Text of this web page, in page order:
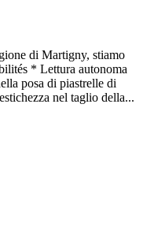
di Martigny, stiamo
* Lettura autonoma
posa di piastrelle di
nel taglio della...